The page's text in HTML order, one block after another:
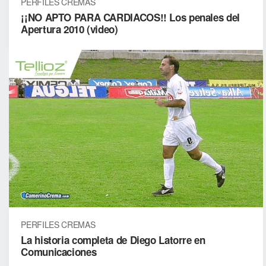
¡¡NO APTO PARA CARDIACOS!! Los penales del
Apertura 2010 (video)
PERFILES CREMAS
La historia completa de Diego Latorre en
Comunicaciones